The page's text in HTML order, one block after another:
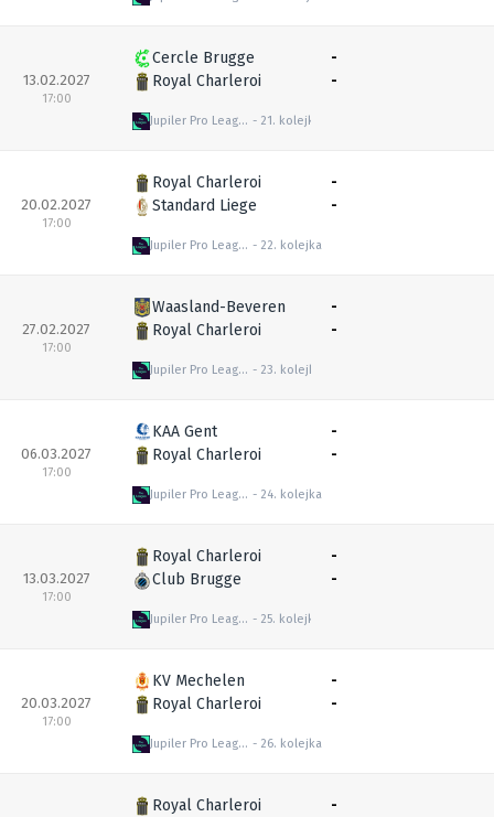
13.02.2027
17:00
Cercle Brugge
Royal Charleroi
Jupiler Pro League 21. kolejka
-
-
20.02.2027
17:00
Royal Charleroi
Standard Liege
Jupiler Pro League 22. kolejka
-
-
27.02.2027
17:00
Waasland-Beveren
Royal Charleroi
Jupiler Pro League 23. kolejka
-
-
06.03.2027
17:00
KAA Gent
Royal Charleroi
Jupiler Pro League 24. kolejka
-
-
13.03.2027
17:00
Royal Charleroi
Club Brugge
Jupiler Pro League 25. kolejka
-
-
20.03.2027
17:00
KV Mechelen
Royal Charleroi
Jupiler Pro League 26. kolejka
-
-
Royal Charleroi
-